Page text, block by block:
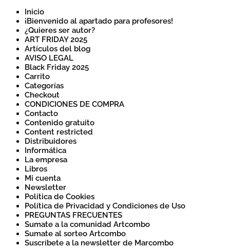
Inicio
¡Bienvenido al apartado para profesores!
¿Quieres ser autor?
ART FRIDAY 2025
Artículos del blog
AVISO LEGAL
Black Friday 2025
Carrito
Categorías
Checkout
CONDICIONES DE COMPRA
Contacto
Contenido gratuito
Content restricted
Distribuidores
Informática
La empresa
Libros
Mi cuenta
Newsletter
Política de Cookies
Política de Privacidad y Condiciones de Uso
PREGUNTAS FRECUENTES
Sumate a la comunidad Artcombo
Sumate al sorteo Artcombo
Suscríbete a la newsletter de Marcombo